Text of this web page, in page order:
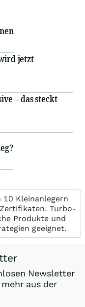
jetzt
– das steckt
Kleinanlegern
Turbo-
Produkte und
geeignet.
Newsletter
aus der